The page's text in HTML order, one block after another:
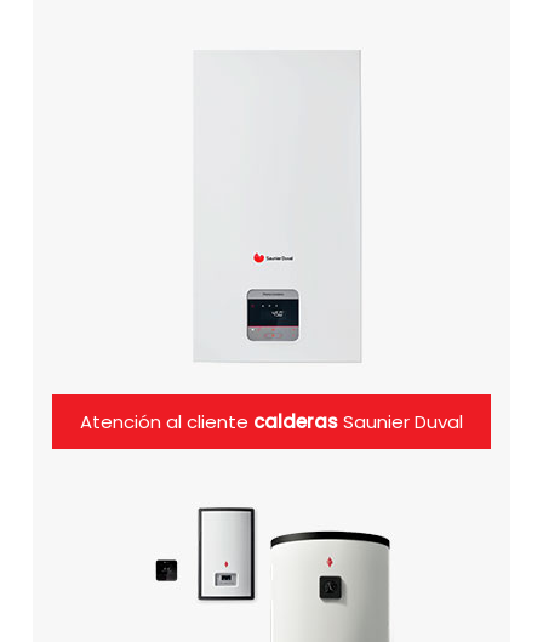
Atención al cliente calderasSaunier Duval